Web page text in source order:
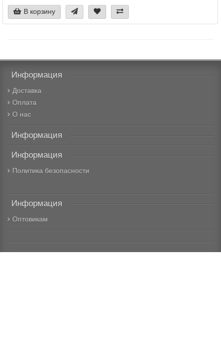
В корзину
Информация
Доставка
Оплата
О нас
Информация
Информация
Политика безопасности
Информация
Оптовикам